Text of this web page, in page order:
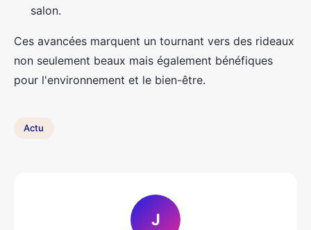
salon.
Ces avancées marquent un tournant vers des rideaux
non seulement beaux mais également bénéfiques
pour l'environnement et le bien-être.
Actu
J